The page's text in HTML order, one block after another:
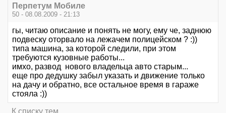
Перпетум Мобиле
50 - 08.08.2009 - 21:13
гы, читаю описание и понять не могу, ему че, заднюю
подвеску оторвало на лежачем полицейском ? :))
типа машина, за которой следили, при этом
требуются кузовные работы...
имхо, развод нового владельца авто старым...
еще про дедушку забыл указать и движение только
на дачу и обратно, все остальное время в гараже
стояла :))
К списку тем